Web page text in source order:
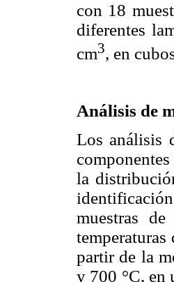
con 18
diferentes
cm3, en
Análisis de
Los análisis
la
muestras
partir de la
y 700 °C, en